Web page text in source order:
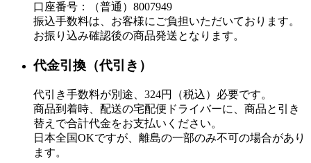
口座番号：（普通）8007949
振込手数料は、お客様にご負担いただいております。
お振り込み確認後の商品発送となります。
代金引換（代引き）
代引き手数料が別途、324円（税込）必要です。
商品到着時、配送の宅配便ドライバーに、商品と引き
替えで合計代金をお支払いください。
日本全国OKですが、離島の一部のみ不可の場合があり
ます。